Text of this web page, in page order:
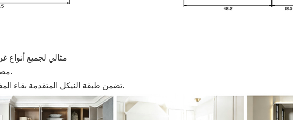
مثالي لجميع أنواع
مصمم لحركة سلسة، ومتانة عالية، وراحة يومية.
تضمن طبقة النيكل المتقدمة بقاء المفصلة خالية من الصدأ حتى في البيئات الرطبة.